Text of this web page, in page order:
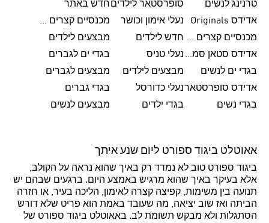
טרנינג לנשים
סופרסטאר לילדים חדש באתר
אדידס Originals
נעלי אימון וכושר
מכנסיים קצרים לגברים
מכנסיים קצרים לנשים חדש לילדים
מבצעים לילדים
אדידס סטאן סמית' נעלי טניס
בגדי ים לגברים
בגדי ים לנשים
מבצעים לילדים
מבצעים לגברים
אדידס סופרסטארנעלי כדורסל
בגדי גברים
בגדי נשים
בגדי ילדים מבצעים לנשים
אאוטלט ביגוד ספורט ליום שנע איתך
ביגוד ספורט טוב לא נמדד רק באיך שהוא נראה על הקולב,
אלא בעיקר באיך שהוא מרגיש באמצע היום. ברגעים שבהם יש
תנועה בין משימות, קפיצה קצרה לאימון, הליכה בעיר, או חזרה
הביתה ואז שוב יציאה, מה שעובד באמת הוא פריט שלא דורש
הסתגלות ולא מבקש תשומת לב. באאוטלט ביגוד ספורט של